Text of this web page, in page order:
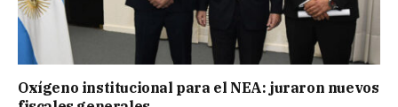
Oxígeno institucional para el NEA: juraron nuevos